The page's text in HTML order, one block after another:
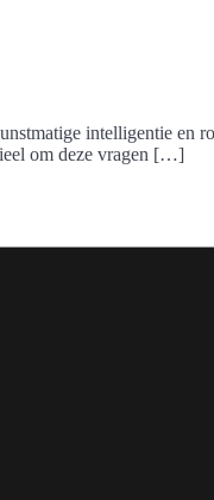
intelligentie en
om deze vragen […]